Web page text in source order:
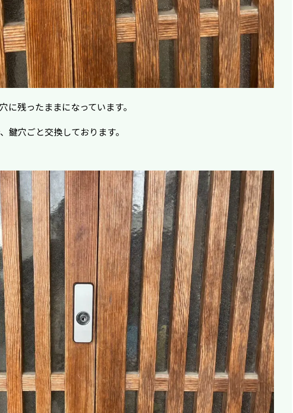
に残ったままになっています。
鍵穴ごと交換しております。